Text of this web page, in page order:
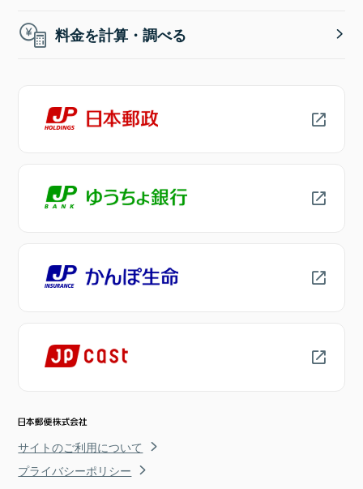
料金を計算・調べる
サイトのご利用について
プライバシーポリシー